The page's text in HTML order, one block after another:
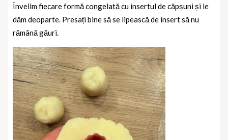
Învelim fiecare formă congelată cu insertul de căpșuni și le
dăm deoparte. Presați bine să se lipească de insert să nu
rămână găuri.